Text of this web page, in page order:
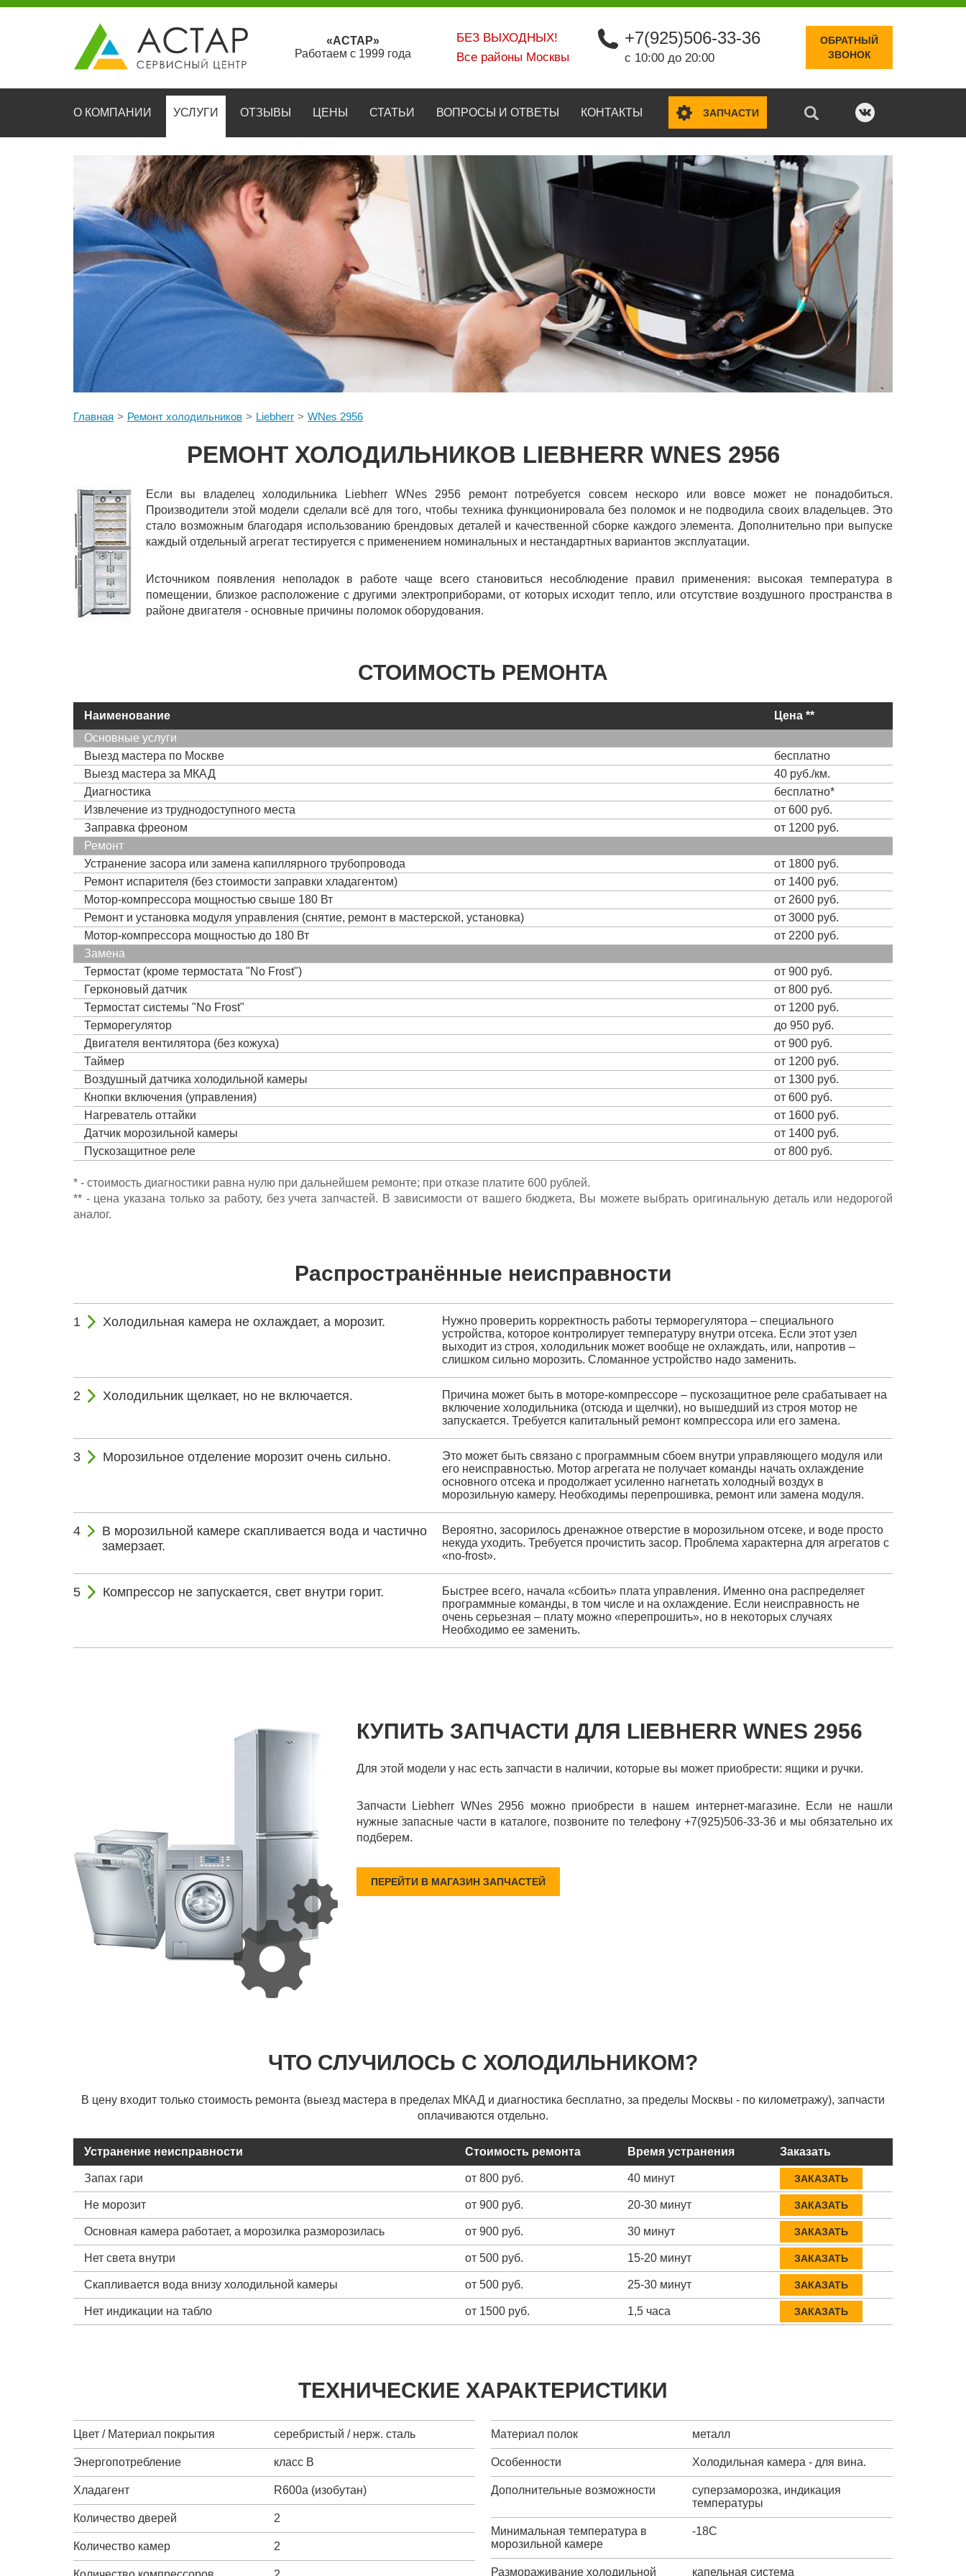
«АСТАР»
Работаем с 1999 года
БЕЗ ВЫХОДНЫХ!
Все районы Москвы
+7(925)506-33-36
с 10:00 до 20:00
ОБРАТНЫЙ
ЗВОНОК
О КОМПАНИИ УСЛУГИ ОТЗЫВЫ ЦЕНЫ СТАТЬИ ВОПРОСЫ И ОТВЕТЫ КОНТАКТЫ ЗАПЧАСТИ
Главная Ремонт холодильников Liebherr WNes 2956
РЕМОНТ ХОЛОДИЛЬНИКОВ LIEBHERR WNES 2956
Если вы владелец холодильника Liebherr WNes 2956 ремонт потребуется совсем нескоро или вовсе может не понадобиться.
Производители этой модели сделали всё для того, чтобы техника функционировала без поломок и не подводила своих владельцев. Это
стало возможным благодаря использованию брендовых деталей и качественной сборке каждого элемента. Дополнительно при выпуске
каждый отдельный агрегат тестируется с применением номинальных и нестандартных вариантов эксплуатации.
Источником появления неполадок в работе чаще всего становиться несоблюдение правил применения: высокая температура в
помещении, близкое расположение с другими электроприборами, от которых исходит тепло, или отсутствие воздушного пространства в
районе двигателя - основные причины поломок оборудования.
СТОИМОСТЬ РЕМОНТА
Наименование
Цена **
Основные услуги
Выезд мастера по Москве
бесплатно
Выезд мастера за МКАД
40 руб./км.
Диагностика
бесплатно*
Извлечение из труднодоступного места
от 600 руб.
Заправка фреоном
от 1200 руб.
Ремонт
Устранение засора или замена капиллярного трубопровода
от 1800 руб.
Ремонт испарителя (без стоимости заправки хладагентом)
от 1400 руб.
Мотор-компрессора мощностью свыше 180 Вт
от 2600 руб.
Ремонт и установка модуля управления (снятие, ремонт в мастерской, установка)
от 3000 руб.
Мотор-компрессора мощностью до 180 Вт
от 2200 руб.
Замена
Термостат (кроме термостата "No Frost")
от 900 руб.
Герконовый датчик
от 800 руб.
Термостат системы "No Frost"
от 1200 руб.
Терморегулятор
до 950 руб.
Двигателя вентилятора (без кожуха)
от 900 руб.
Таймер
от 1200 руб.
Воздушный датчика холодильной камеры
от 1300 руб.
Кнопки включения (управления)
от 600 руб.
Нагреватель оттайки
от 1600 руб.
Датчик морозильной камеры
от 1400 руб.
Пускозащитное реле
от 800 руб.
* - стоимость диагностики равна нулю при дальнейшем ремонте; при отказе платите 600 рублей.
** - цена указана только за работу, без учета запчастей. В зависимости от вашего бюджета, Вы можете выбрать оригинальную деталь или недорогой
аналог.
Распространённые неисправности
Холодильная камера не охлаждает, а морозит.
Нужно проверить корректность работы терморегулятора – специального
устройства, которое контролирует температуру внутри отсека. Если этот узел
выходит из строя, холодильник может вообще не охлаждать, или, напротив –
слишком сильно морозить. Сломанное устройство надо заменить.
Холодильник щелкает, но не включается.
Причина может быть в моторе-компрессоре – пускозащитное реле срабатывает на
включение холодильника (отсюда и щелчки), но вышедший из строя мотор не
запускается. Требуется капитальный ремонт компрессора или его замена.
Морозильное отделение морозит очень сильно.
Это может быть связано с программным сбоем внутри управляющего модуля или
его неисправностью. Мотор агрегата не получает команды начать охлаждение
основного отсека и продолжает усиленно нагнетать холодный воздух в
морозильную камеру. Необходимы перепрошивка, ремонт или замена модуля.
В морозильной камере скапливается вода и частично
замерзает.
Вероятно, засорилось дренажное отверстие в морозильном отсеке, и воде просто
некуда уходить. Требуется прочистить засор. Проблема характерна для агрегатов с
«no-frost».
Компрессор не запускается, свет внутри горит.
Быстрее всего, начала «сбоить» плата управления. Именно она распределяет
программные команды, в том числе и на охлаждение. Если неисправность не
очень серьезная – плату можно «перепрошить», но в некоторых случаях
Необходимо ее заменить.
КУПИТЬ ЗАПЧАСТИ ДЛЯ LIEBHERR WNES 2956
Для этой модели у нас есть запчасти в наличии, которые вы может приобрести: ящики и ручки.
Запчасти Liebherr WNes 2956 можно приобрести в нашем интернет-магазине. Если не нашли
нужные запасные части в каталоге, позвоните по телефону +7(925)506-33-36 и мы обязательно их
подберем.
ПЕРЕЙТИ В МАГАЗИН ЗАПЧАСТЕЙ
ЧТО СЛУЧИЛОСЬ С ХОЛОДИЛЬНИКОМ?
В цену входит только стоимость ремонта (выезд мастера в пределах МКАД и диагностика бесплатно, за пределы Москвы - по километражу), запчасти
оплачиваются отдельно.
Устранение неисправности Стоимость ремонта Время устранения Заказать
Запах гари от 800 руб. 40 минут ЗАКАЗАТЬ
Не морозит от 900 руб. 20-30 минут ЗАКАЗАТЬ
Основная камера работает, а морозилка разморозилась от 900 руб. 30 минут ЗАКАЗАТЬ
Нет света внутри от 500 руб. 15-20 минут ЗАКАЗАТЬ
Скапливается вода внизу холодильной камеры от 500 руб. 25-30 минут ЗАКАЗАТЬ
Нет индикации на табло от 1500 руб. 1,5 часа ЗАКАЗАТЬ
ТЕХНИЧЕСКИЕ ХАРАКТЕРИСТИКИ
Цвет / Материал покрытия серебристый / нерж. сталь
Энергопотребление класс B
Хладагент R600a (изобутан)
Количество дверей 2
Количество камер 2
Материал полок металл
Особенности Холодильная камера - для вина.
Дополнительные возможности
суперзаморозка, индикация
температуры
Минимальная температура в
морозильной камере
-18C
Размораживание холодильной капельная система